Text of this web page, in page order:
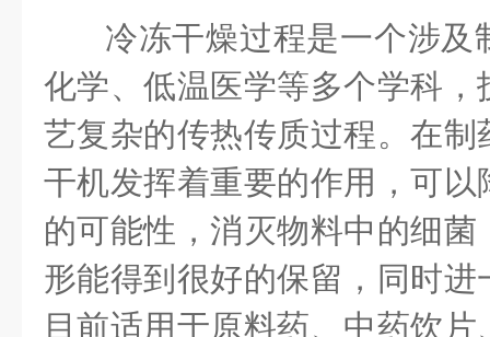
冷冻干燥过程是一个涉及
化学、低温医学等多个学科
艺复杂的传热传质过程。在
干机发挥着重要的作用，可
的可能性，消灭物料中的细
形能得到很好的保留，同时
目前适用于原料药、中药饮